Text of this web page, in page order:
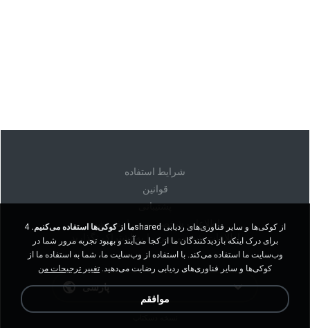
شرايط استفاده
قوانين
پشتیبانی
اطلاعات شخصی من را نفروشید
اطلاعات شخصی من را به اشتراک نگذارید
پارسی
ما از کوکی‌ها استفاده می‌کنیم. 4shared از کوکی‌ها و سایر فناوری‌های ردیابی
برای درک اینکه بازدیدکنندگان ما از کجا می‌آیند و بهبود تجربه مرور شما در
وب‌سایت ما استفاده می‌کند. با استفاده از وب‌سایت ما، شما به استفاده ما از
کوکی‌ها و سایر فناوری‌های ردیابی رضایت می‌دهید. تغییر ترجیحات من
موافقم